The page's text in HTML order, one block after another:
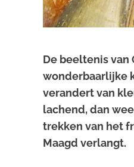
De beeltenis van
wonderbaarlijke
verandert van
lachend, dan
trekken van het
Maagd verlangt.